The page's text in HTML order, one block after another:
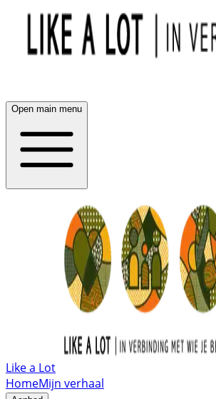
Open main menu
Like a Lot
HomeMijn verhaal